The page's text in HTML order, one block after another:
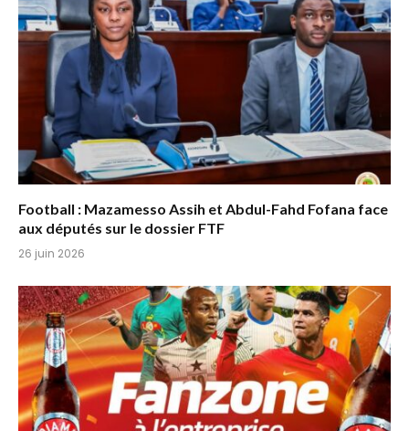
Football : Mazamesso Assih et Abdul-Fahd Fofana face
aux députés sur le dossier FTF
26 juin 2026